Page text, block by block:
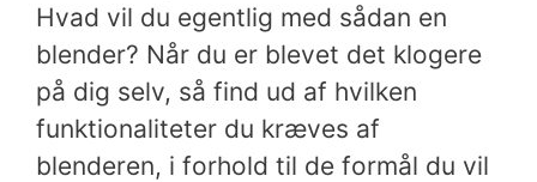
Hvad vil du egentlig med sådan en
blender? Når du er blevet det klogere
på dig selv, så find ud af hvilken
funktionaliteter du kræves af
blenderen, i forhold til de formål du vil